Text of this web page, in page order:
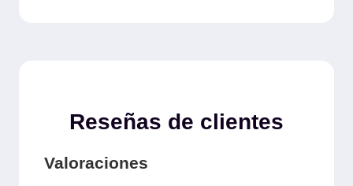
Reseñas de clientes
Valoraciones